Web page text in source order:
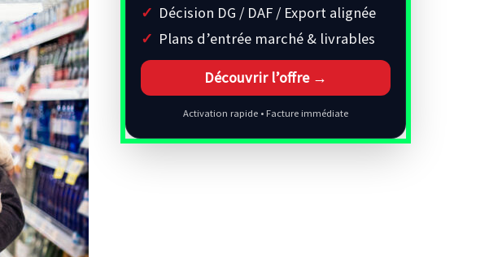
Décision DG / DAF / Export alignée
Plans d’entrée marché & livrables
Découvrir l’offre →
Activation rapide • Facture immédiate